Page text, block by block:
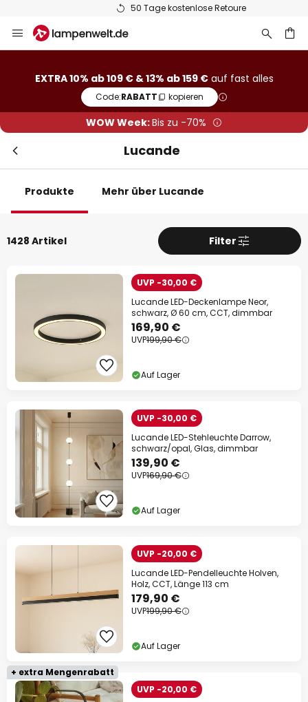
50 Tage kostenlose Retoure
Inhalt
EXTRA 10% ab 109 € & 13% ab 159 €auf fast alles
Code:RABATT kopieren
WOW Week:Bis zu -70%
Lucande
Produkte Mehr über Lucande
1428 Artikel Filter
UVP -30,00 €
Lucande LED-Deckenlampe Neor,
schwarz, Ø 60 cm, CCT, dimmbar
169,90 €
UVP199,90 €
Auf Lager
UVP -30,00 €
Lucande LED-Stehleuchte Darrow,
schwarz/opal, Glas, dimmbar
139,90 €
UVP169,90 €
Auf Lager
UVP -20,00 €
Lucande LED-Pendelleuchte Holven,
Holz, CCT, Länge 113 cm
179,90 €
UVP199,90 €
Auf Lager
+ extra Mengenrabatt
UVP -20,00 €
Extra-Rabatt
13% Rabattab 159 €
auf fast alles*
Ihr Code:RABATT